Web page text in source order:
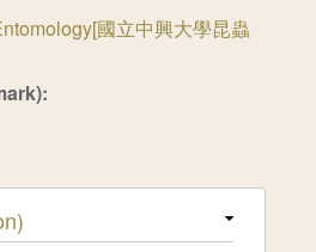
國立中興大學昆蟲